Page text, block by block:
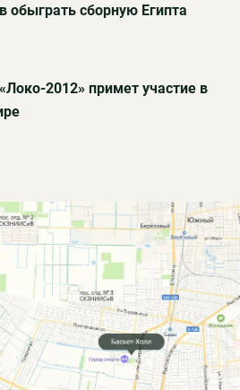
сборную Египта
2012» примет участие в